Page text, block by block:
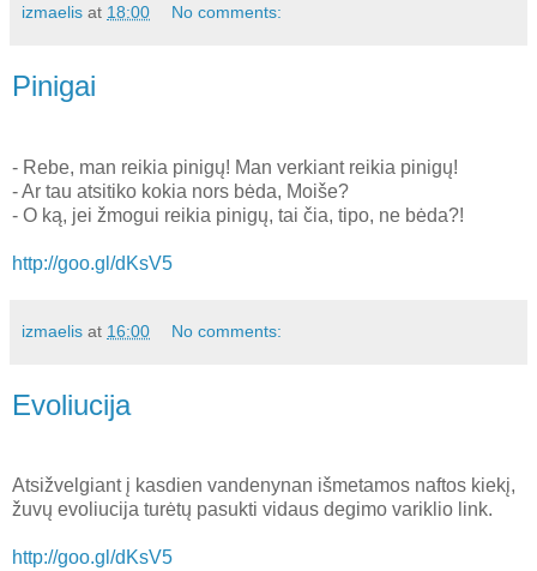
izmaelis at 18:00 No comments:
Pinigai
- Rebe, man reikia pinigų! Man verkiant reikia pinigų!
- Ar tau atsitiko kokia nors bėda, Moiše?
- O ką, jei žmogui reikia pinigų, tai čia, tipo, ne bėda?!
http://goo.gl/dKsV5
izmaelis at 16:00 No comments:
Evoliucija
Atsižvelgiant į kasdien vandenynan išmetamos naftos kiekį,
žuvų evoliucija turėtų pasukti vidaus degimo variklio link.
http://goo.gl/dKsV5